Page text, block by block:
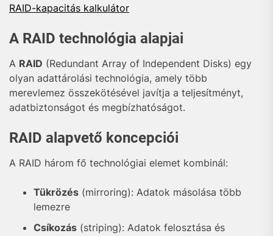
RAID-kapacitás kalkulátor
A RAID technológia alapjai
A RAID (Redundant Array of Independent Disks) egy
olyan adattárolási technológia, amely több
merevlemez összekötésével javítja a teljesítményt,
adatbiztonságot és megbízhatóságot.
RAID alapvető koncepciói
A RAID három fő technológiai elemet kombinál:
Tükrözés (mirroring): Adatok másolása több
lemezre
Csíkozás (striping): Adatok felosztása és